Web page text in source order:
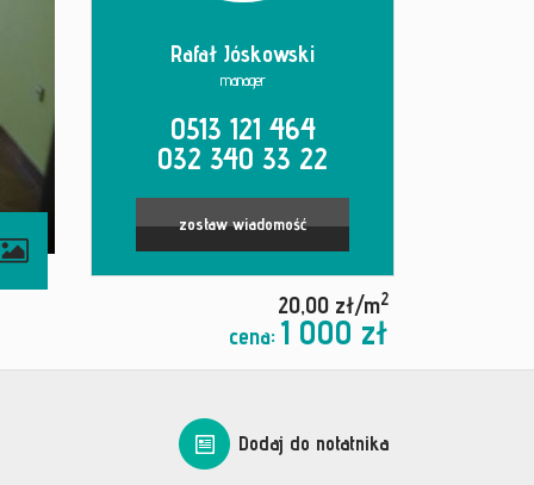
Rafał Jóskowski
manager
0513 121 464
032 340 33 22
zostaw wiadomość
20,00 zł/m2
cena: 1 000 zł
Dodaj do notatnika